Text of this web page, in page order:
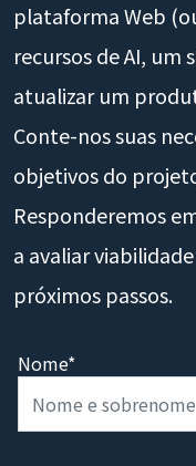
plataforma Web
recursos de AI,
atualizar um
Conte-nos suas
objetivos do
Responderemos
a avaliar
próximos passos.
Nome*